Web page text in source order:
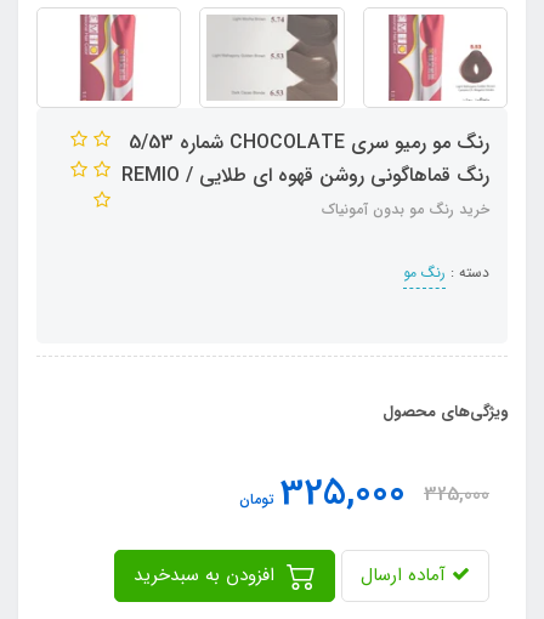
رنگ مو رمیو سری CHOCOLATE شماره 5/53
رنگ قماهاگونی روشن قهوه ای طلایی / REMIO
خرید رنگ مو بدون آمونیاک
دسته : رنگ مو
ویژگی‌های محصول
325,000
325,000 تومان
آماده ارسال